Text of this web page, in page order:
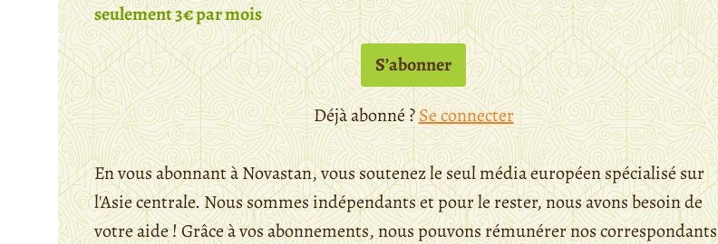
seulement 3€ par mois
S’abonner
Déjà abonné ?Se connecter
En vous abonnant à Novastan, vous soutenez le seul média européen spécialisé sur
l'Asie centrale. Nous sommes indépendants et pour le rester, nous avons besoin de
votre aide ! Grâce à vos abonnements, nous pouvons rémunérer nos correspondants